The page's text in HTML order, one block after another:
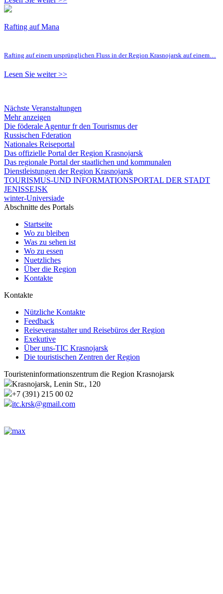
Rafting auf Mana
Rafting auf einem ursprünglichen Fluss in der Region Krasnojarsk auf einem…
Lesen Sie weiter >>
Nächste Veranstaltungen
Mehr anzeigen
Die föderale Agentur fr den Tourismus der
Russischen Fderation
Nationales Reiseportal
Das offizielle Portal der Region Krasnojarsk
Das regionale Portal der staatlichen und kommunalen
Dienstleistungen der Region Krasnojarsk
TOURISMUS-UND INFORMATIONSPORTAL DER STADT
JENISSEJSK
winter-Universiade
Abschnitte des Portals
Startseite
Wo zu bleiben
Was zu sehen ist
Wo zu essen
Nuetzliches
Über die Region
Kontakte
Kontakte
Nützliche Kontakte
Feedback
Reiseveranstalter und Reisebüros der Region
Exekutive
Über uns-TIC Krasnojarsk
Die touristischen Zentren der Region
Touristeninformationszentrum die Region Krasnojarsk
Krasnojarsk, Lenin Str., 120
+7 (391) 215 00 02
itc.krsk@gmail.com